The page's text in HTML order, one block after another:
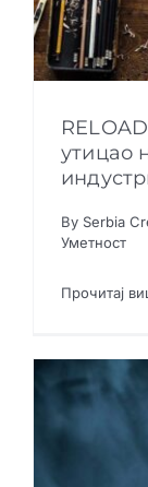
утицао
By Serbia
Уметност
Прочитај